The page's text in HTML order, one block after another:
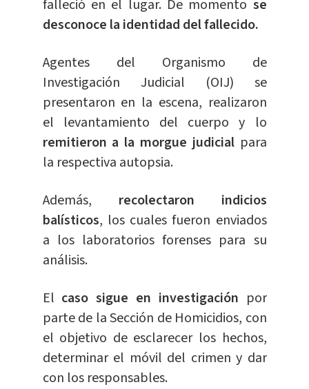
falleció en el lugar. De momento se
desconoce la identidad del fallecido.
Agentes del Organismo de
Investigación Judicial (OIJ) se
presentaron en la escena, realizaron
el levantamiento del cuerpo y lo
remitieron a la morgue judicial para
la respectiva autopsia.
Además, recolectaron indicios
balísticos, los cuales fueron enviados
a los laboratorios forenses para su
análisis.
El caso sigue en investigación por
parte de la Sección de Homicidios, con
el objetivo de esclarecer los hechos,
determinar el móvil del crimen y dar
con los responsables.